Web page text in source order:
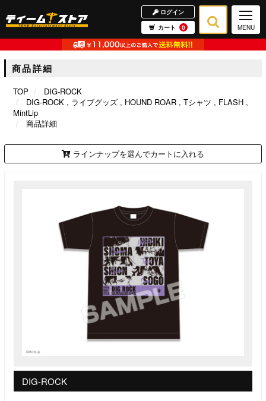
ログイン
カート
0 MENU
商品詳細
TOP
DIG-ROCK
DIG-ROCK
ライブグッズ HOUND ROAR Tシャツ
FLASH
MintLip
商品詳細
ラインナップを選んでカートに入れる
DIG-ROCK